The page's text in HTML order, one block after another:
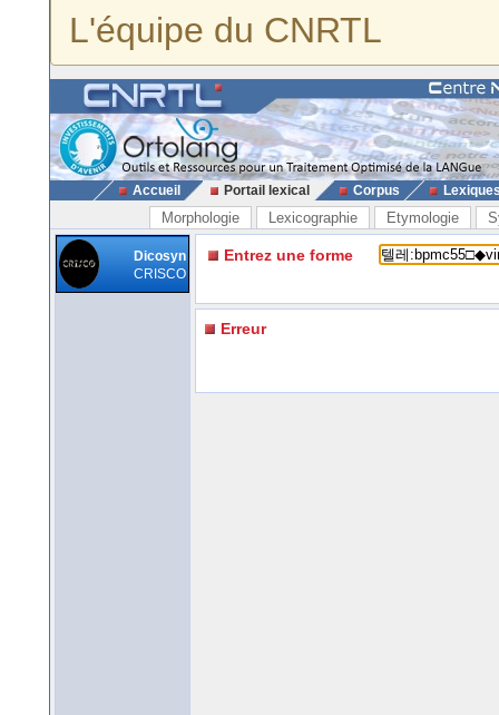
L'équipe du CNRTL
Accueil Portail lexical Corpus
Morphologie Lexicographie Etymologie
Dicosyn
CRISCO
Entrez une forme
Erreur